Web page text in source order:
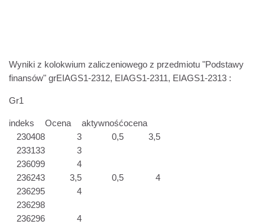
Wyniki z kolokwium zaliczeniowego z przedmiotu "Podstawy
finansów" grEIAGS1-2312, EIAGS1-2311, EIAGS1-2313 :
Gr1
indeks Ocena aktywnośćocena
230408
3 0,5
3,5
233133
3
236099
4
236243
3,5 0,5
4
236295
4
236298
236296
4